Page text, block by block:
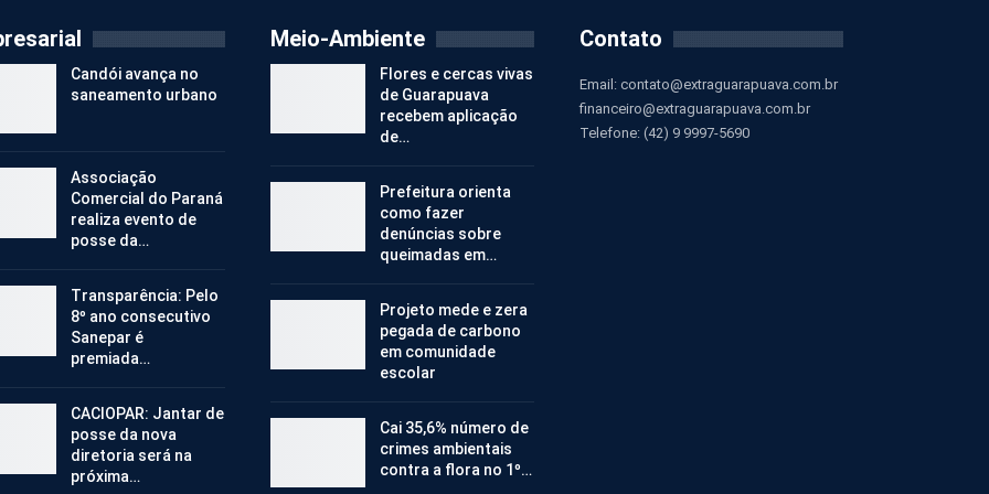
Candói avança no
saneamento urbano
Associação
Comercial do Paraná
realiza evento de
posse da…
Transparência: Pelo
8º ano consecutivo
Sanepar é
premiada…
CACIOPAR: Jantar de
posse da nova
diretoria será na
próxima…
Meio-Ambiente
Flores e cercas vivas
de Guarapuava
recebem aplicação
de…
Prefeitura orienta
como fazer
denúncias sobre
queimadas em…
Projeto mede e zera
pegada de carbono
em comunidade
escolar
Cai 35,6% número de
crimes ambientais
contra a flora no 1º…
Contato
Email: contato@extraguarapuava.com.br
financeiro@extraguarapuava.com.br
Telefone: (42) 9 9997-5690